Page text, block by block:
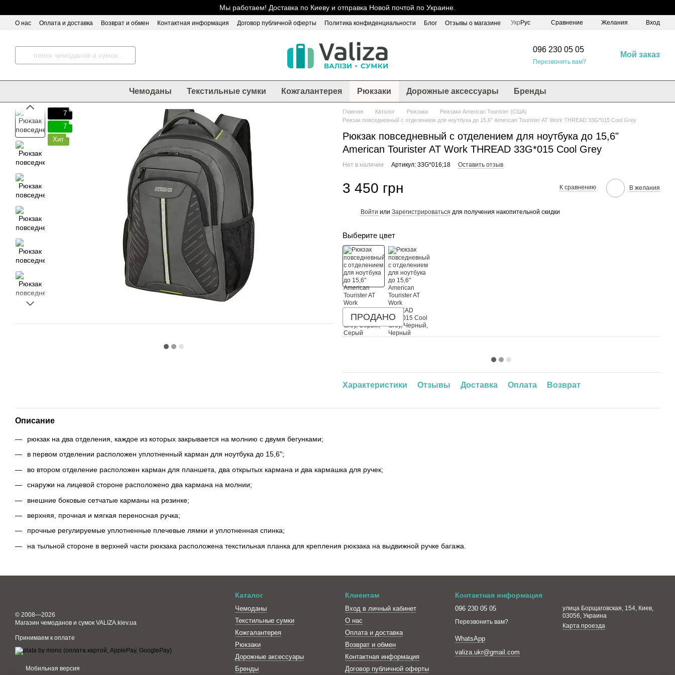
Мы работаем! Доставка по Киеву и отправка Новой почтой по Украине.
О нас Оплата и доставка Возврат и обмен Контактная информация Договор публичной оферты Политика конфиденциальности Блог Отзывы о магазине Укр Рус Сравнение Желания Вход
096 230 05 05
Перезвонить вам?
Мой заказ
Чемоданы Текстильные сумки Кожгалантерея Рюкзаки Дорожные аксессуары Бренды
7
7
Хит
Главная Каталог Рюкзаки
Рюкзаки American Tourister (США)
Рюкзак повседневный с отделением для ноутбука до 15,6" American Tourister AT Work THREAD 33G*015 Cool Grey
Рюкзак повседневный с отделением для ноутбука до 15,6"
American Tourister AT Work THREAD 33G*015 Cool Grey
Нет в наличии Артикул: 33G*016;18 Оставить отзыв
3 450 грн К сравнению В желания
Войти или Зарегистрироваться для получения накопительной скидки
Выберите цвет
ПРОДАНО
Характеристики Отзывы Доставка Оплата Возврат
Описание
рюкзак на два отделения, каждое из которых закрывается на молнию с двумя бегунками;
в первом отделении расположен уплотненный карман для ноутбука до 15,6";
во втором отделение расположен карман для планшета, два открытых кармана и два кармашка для ручек;
снаружи на лицевой стороне расположено два кармана на молнии;
внешние боковые сетчатые карманы на резинке;
верхняя, прочная и мягкая переносная ручка;
прочные регулируемые уплотненные плечевые лямки и уплотненная спинка;
на тыльной стороне в верхней части рюкзака расположена текстильная планка для крепления рюкзака на выдвижной ручке багажа.
© 2008—2026
Магазин чемоданов и сумок VALIZA.kiev.ua
Принимаем к оплате
Мобильная версия
Каталог
Чемоданы
Текстильные сумки
Кожгалантерея
Рюкзаки
Дорожные аксессуары
Бренды
Клиентам
Вход в личный кабинет
О нас
Оплата и доставка
Возврат и обмен
Контактная информация
Договор публичной оферты
Контактная информация
096 230 05 05
Перезвонить вам?
WhatsApp
valiza.ukr@gmail.com
улица Борщаговская, 154, Киев,
03056, Украина
Карта проезда